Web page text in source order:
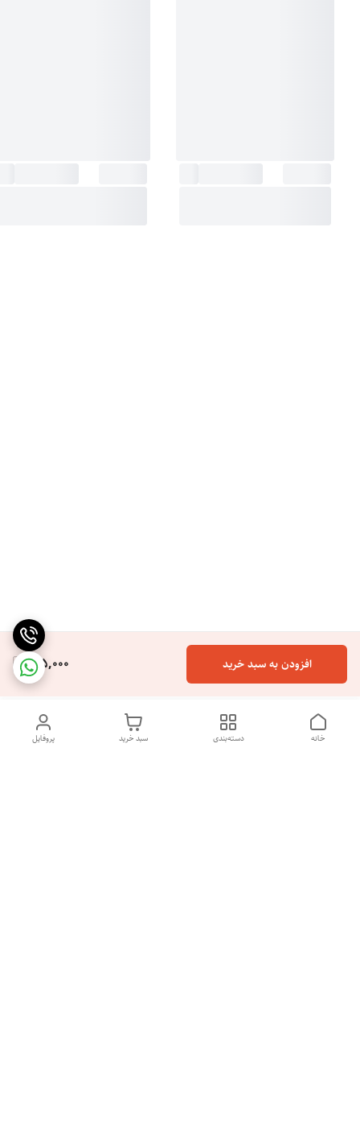
165,000 افزودن به سبد خرید
پروفایل سبد خرید دسته‌بندی خانه